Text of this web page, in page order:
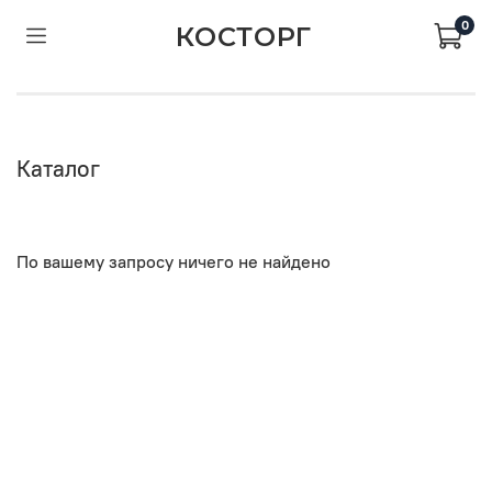
КОСТОРГ 0
Каталог
По вашему запросу ничего не найдено